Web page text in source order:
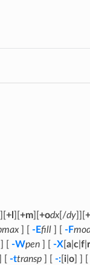
][ +l +m][ +odx[/dy]][
] [ -Efill] [ -F
[ -Wpen] [ -X[ a| c| f| r
[ -ttransp] [ -:[ i| o] ] [